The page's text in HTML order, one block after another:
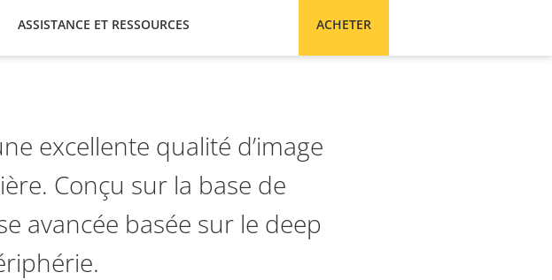
ACHETER
ASSISTANCE ET RESSOURCES
excellente qualité d’image
Conçu sur la base de
avancée basée sur le deep